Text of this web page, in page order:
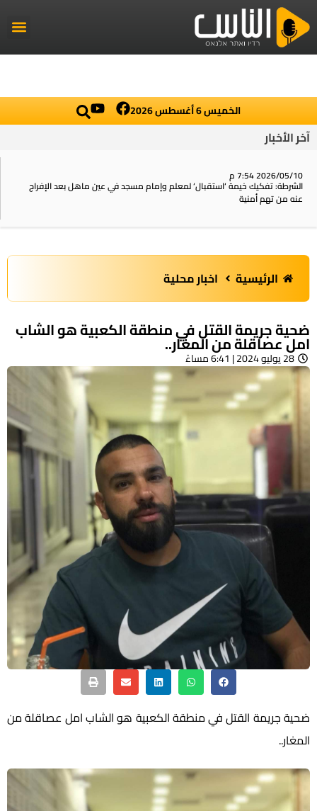
الخميس 6 أغسطس 2026
آخر الأخبار
2026/05/10 7:54 م
الشرطة: تفكيك خيمة ‘استقبال‘ لمعلم وإمام مسجد في عين ماهل بعد الإفراج
عنه من تهم أمنية
الرئيسية اخبار محلية
ضحية جريمة القتل في منطقة الكعبية هو الشاب
امل عصاقلة من المغار..
28 يوليو 2024 | 6:41 مساءً
ضحية جريمة القتل في منطقة الكعبية هو الشاب امل عصاقلة من
المغار..